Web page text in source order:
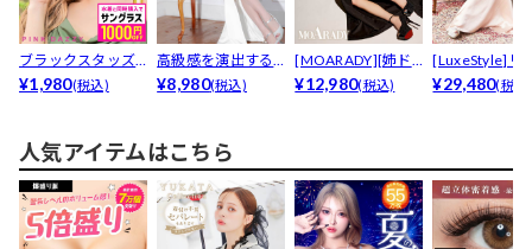
ブラックスタッズ
サングラス
¥1,980(税込)
高級感を演出する
ゴールドライン×バ
¥8,980(税込)
[MOARADY][姉ド
レス]脚長効果...
¥12,980(税込)
[LuxeStyle]リ
デザイン刺...
¥29,480(税込)
人気アイテムはこちら